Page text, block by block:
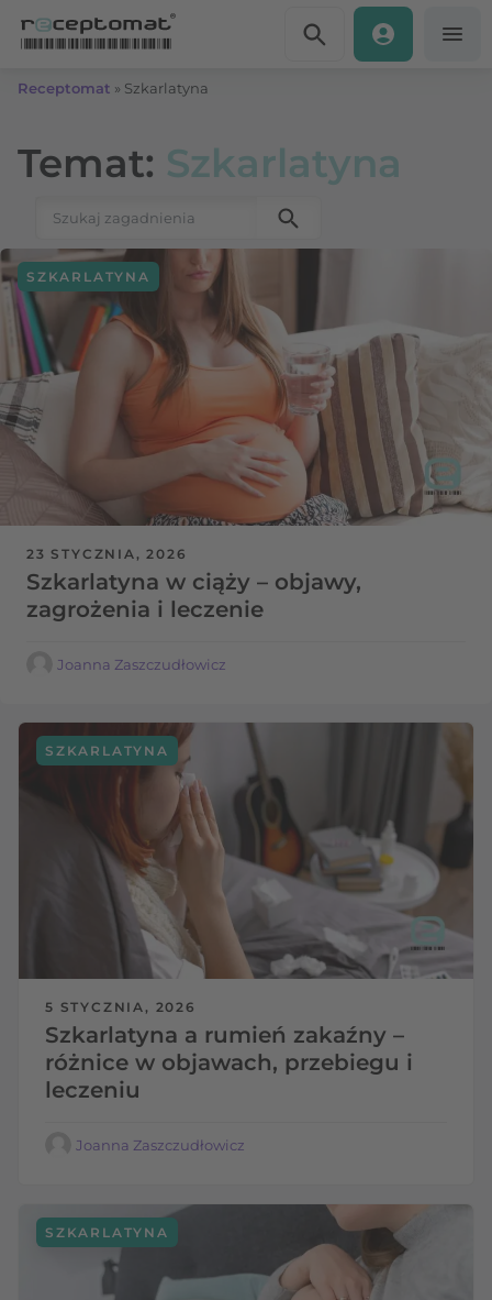
Receptomat » Szkarlatyna
Temat: Szkarlatyna
Szukaj:
23 STYCZNIA, 2026
Szkarlatyna w ciąży – objawy,
zagrożenia i leczenie
SZKARLATYNA
Joanna Zaszczudłowicz
5 STYCZNIA, 2026
Szkarlatyna a rumień zakaźny –
różnice w objawach, przebiegu i
leczeniu
SZKARLATYNA
Joanna Zaszczudłowicz
SZKARLATYNA